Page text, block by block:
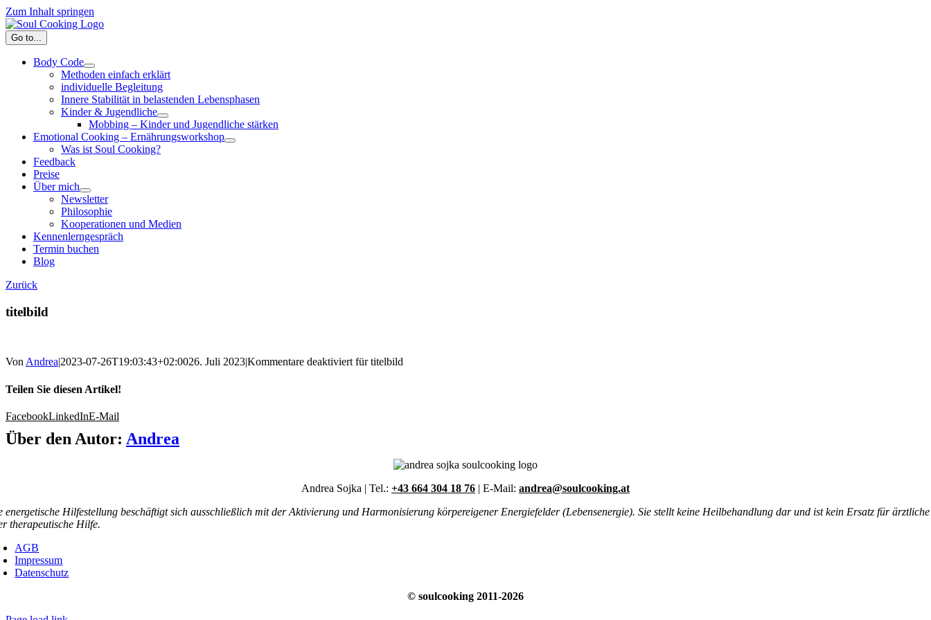
Zum Inhalt springen
Go to...
Body Code
Methoden einfach erklärt
individuelle Begleitung
Innere Stabilität in belastenden Lebensphasen
Kinder & Jugendliche
Mobbing – Kinder und Jugendliche stärken
Emotional Cooking – Ernährungsworkshop
Was ist Soul Cooking?
Feedback
Preise
Über mich
Newsletter
Philosophie
Kooperationen und Medien
Kennenlerngespräch
Termin buchen
Blog
Zurück
titelbild
VonAndrea|2023-07-26T19:03:43+02:0026. Juli 2023|Kommentare deaktiviertfür titelbild
Teilen Sie diesen Artikel!
FacebookLinkedInE-Mail
Über den Autor: Andrea
Andrea Sojka | Tel.: +43 664 304 18 76 | E-Mail: andrea@soulcooking.at
energetische Hilfestellung beschäftigt sich ausschließlich mit der Aktivierung und Harmonisierung körpereigener Energiefelder (Lebensenergie). Sie stellt keine Heilbehandlung dar und ist kein Ersatz für ärztliche
therapeutische Hilfe.
AGB
Impressum
Datenschutz
© soulcooking 2011-2026